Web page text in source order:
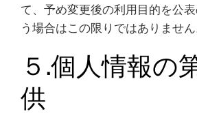
て、予め変更後の利用目的を公
う場合はこの限りではありません
５.個人情報の
供